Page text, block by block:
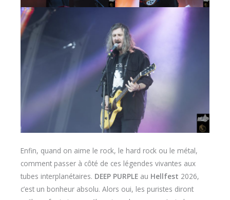
Enfin, quand on aime le rock, le hard rock ou le métal,
comment passer à côté de ces légendes vivantes aux
tubes interplanétaires. DEEP PURPLE au Hellfest 2026,
c’est un bonheur absolu. Alors oui, les puristes diront